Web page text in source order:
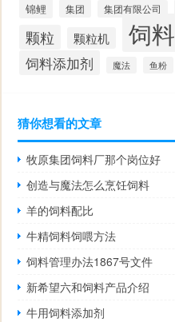
锦鲤 集团 集团有限公司
颗粒 颗粒机 饲料
饲料添加剂 魔法 鱼粉
猜你想看的文章
牧原集团饲料厂那个岗位好
创造与魔法怎么烹饪饲料
羊的饲料配比
牛精饲料饲喂方法
饲料管理办法1867号文件
新希望六和饲料产品介绍
牛用饲料添加剂